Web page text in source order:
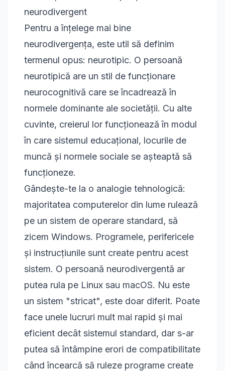
neurodivergent
Pentru a înțelege mai bine
neurodivergența, este util să definim
termenul opus: neurotipic. O persoană
neurotipică are un stil de funcționare
neurocognitivă care se încadrează în
normele dominante ale societății. Cu alte
cuvinte, creierul lor funcționează în modul
în care sistemul educațional, locurile de
muncă și normele sociale se așteaptă să
funcționeze.
Gândește-te la o analogie tehnologică:
majoritatea computerelor din lume rulează
pe un sistem de operare standard, să
zicem Windows. Programele, perifericele
și instrucțiunile sunt create pentru acest
sistem. O persoană neurodivergentă ar
putea rula pe Linux sau macOS. Nu este
un sistem "stricat", este doar diferit. Poate
face unele lucruri mult mai rapid și mai
eficient decât sistemul standard, dar s-ar
putea să întâmpine erori de compatibilitate
când încearcă să ruleze programe create